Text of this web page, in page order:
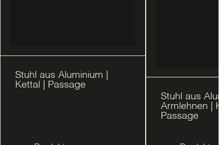
Stuhl aus Aluminium |
Kettal | Passage
Stuhl aus
Armlehnen |
Passage